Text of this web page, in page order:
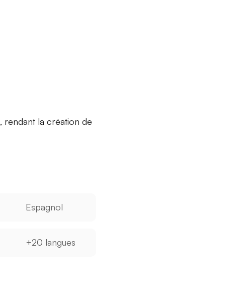
, rendant la création de
Espagnol
+20 langues